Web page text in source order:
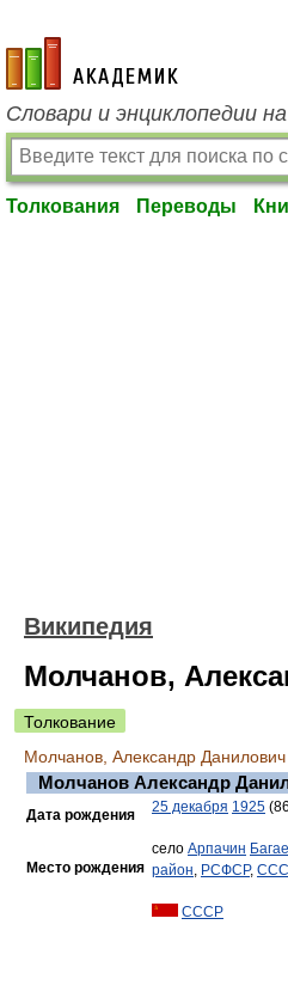
academic.ru
Словари и энциклопедии
Толкования Переводы
Википедия
Молчанов,
Толкование
Молчанов, Александр Данилович
Молчанов Александр
Дата рождения 25 декабря 1925
Место рождения
село Арпачин
район, РСФСР,
СССР